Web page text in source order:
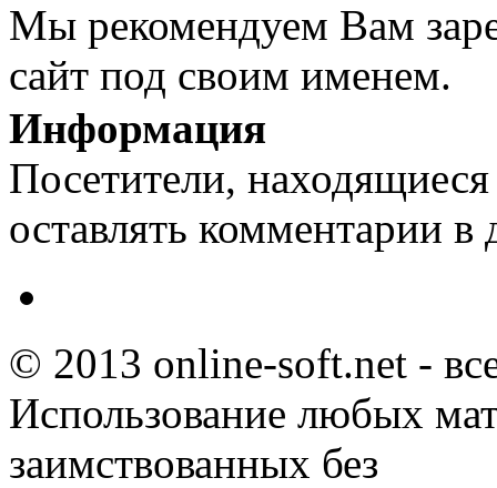
Мы рекомендуем Вам
сайт под своим именем.
Информация
Посетители,
оставлять комментарии в
© 2013 online-soft.net -
Использование любых
заимствованных без